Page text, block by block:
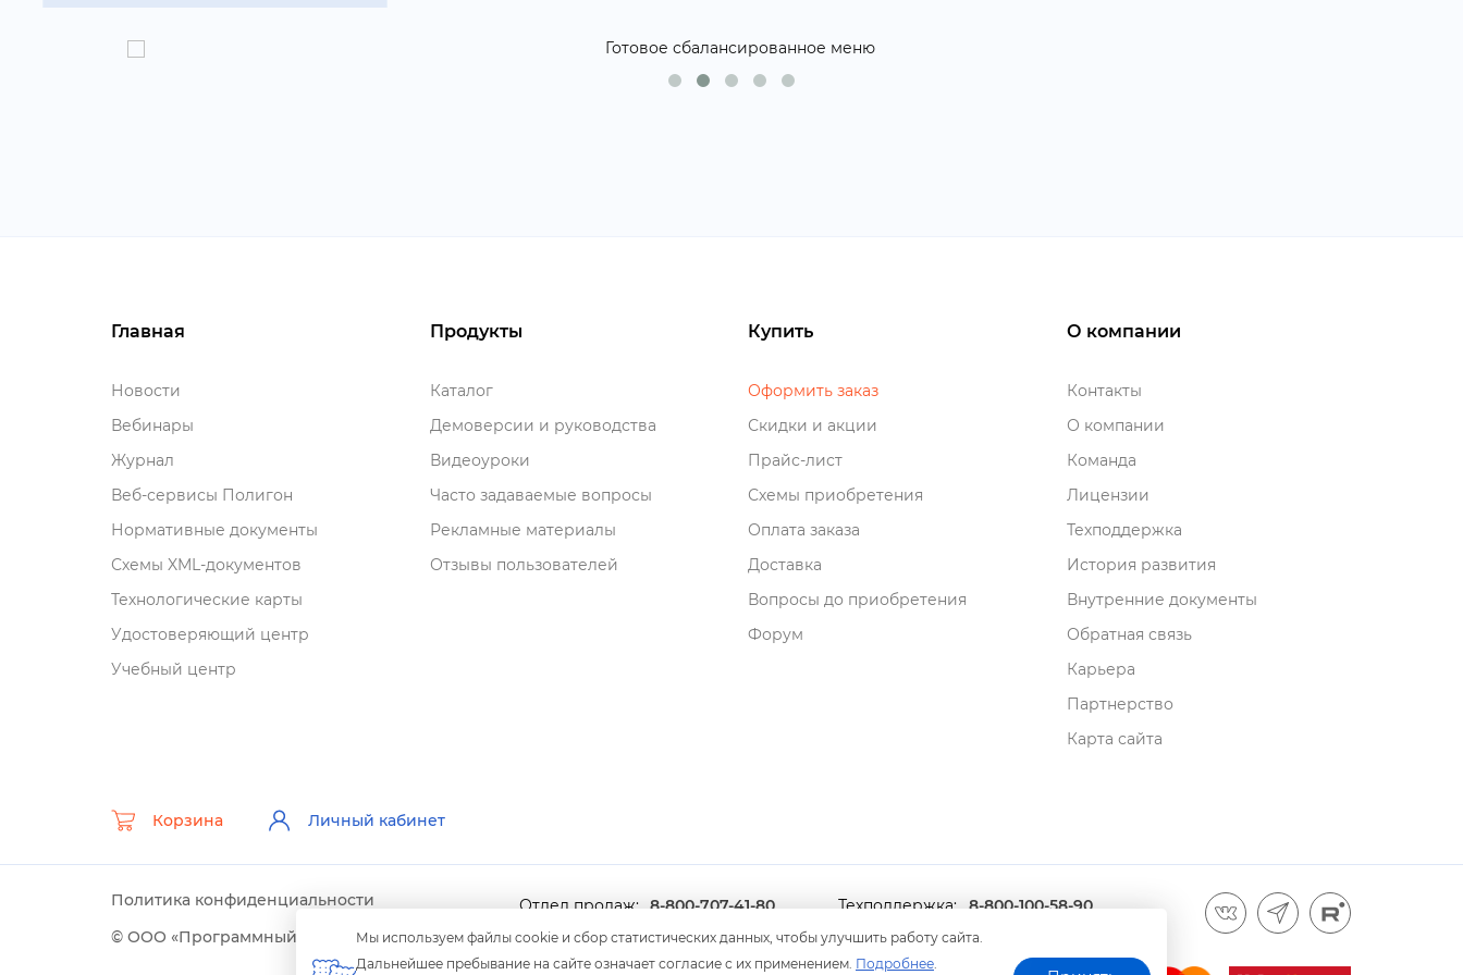
Мы используем файлы cookie и сбор статистических данных, чтобы улучшить работу сайта.
Дальнейшее пребывание на сайте означает согласие с их применением. Подробнее.
Главная
Новости
ебинары
Журнал
еб-сервисы Полигон
Нормативные документы
Схемы XML-документо
Технологические карты
Удостоверяющий центр
Учебный центр
Продукты
Катало
Демоверсии и руководства
идеоуроки
Часто задаваемые вопросы
Рекламные материалы
Отзывы пользователей
Купить
Оформить заказ
Скидки и акции
Прайс-лист
Схемы приобретения
Оплата заказа
Доставка
опросы до приобретения
Форум
О компании
Контакты
О компании
Команда
Лицензии
Техподдержка
История развития
нутренние документы
Обратная связь
Карьера
Партнерство
Карта сайта
Корзина Личный кабинет
Политика конфиденциальности
© ООО «Программный центр» 2003-2026 гг.
Отдел продаж: 8-800-707-41-80
8 499 600-600-0
Техподдержка: 8-800-100-58-90